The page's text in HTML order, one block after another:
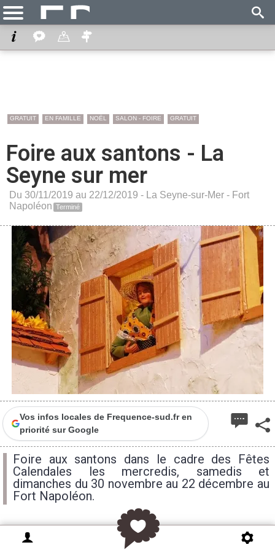
GRATUIT EN FAMILLE NOËL SALON - FOIRE GRATUIT
Foire aux santons - La
Seyne sur mer
Du 30/11/2019 au 22/12/2019 - La Seyne-sur-Mer - Fort
Napoléon Terminé
Vos infos locales de Frequence-sud.fr en
priorité sur Google
Foire aux santons dans le cadre des Fêtes
Calendales les mercredis, samedis et
dimanches du 30 novembre au 22 décembre au
Fort Napoléon.
Les santons, en provençal « santoun » (petit saint),